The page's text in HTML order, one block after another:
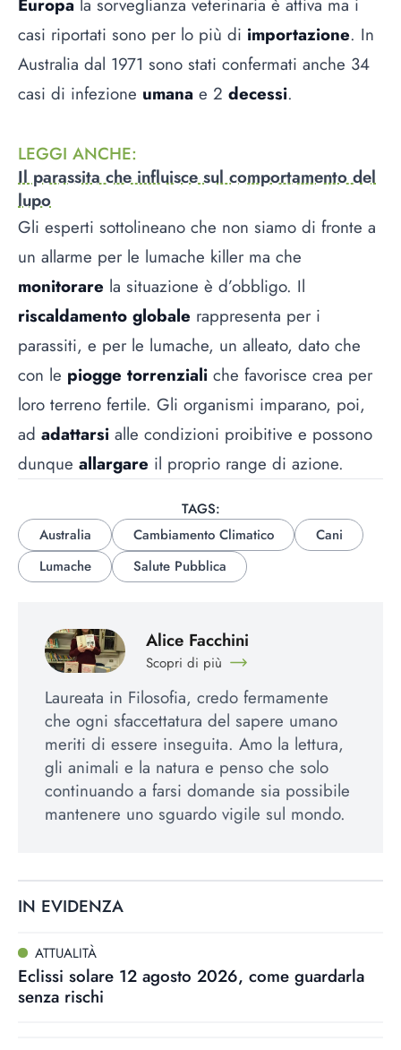
Europa la sorveglianza veterinaria è attiva ma i
casi riportati sono per lo più di importazione. In
Australia dal 1971 sono stati confermati anche 34
casi di infezione umana e 2 decessi.
LEGGI ANCHE:
Il parassita che influisce sul comportamento del
lupo
Gli esperti sottolineano che non siamo di fronte a
un allarme per le lumache killer ma che
monitorare la situazione è d’obbligo. Il
riscaldamento globale rappresenta per i
parassiti, e per le lumache, un alleato, dato che
con le piogge torrenziali che favorisce crea per
loro terreno fertile. Gli organismi imparano, poi,
ad adattarsi alle condizioni proibitive e possono
dunque allargare il proprio range di azione.
TAGS:
Australia
Cambiamento Climatico
Cani
Lumache
Salute Pubblica
Alice Facchini
Scopri di più
Laureata in Filosofia, credo fermamente
che ogni sfaccettatura del sapere umano
meriti di essere inseguita. Amo la lettura,
gli animali e la natura e penso che solo
continuando a farsi domande sia possibile
mantenere uno sguardo vigile sul mondo.
IN EVIDENZA
ATTUALITÀ
Eclissi solare 12 agosto 2026, come guardarla
senza rischi